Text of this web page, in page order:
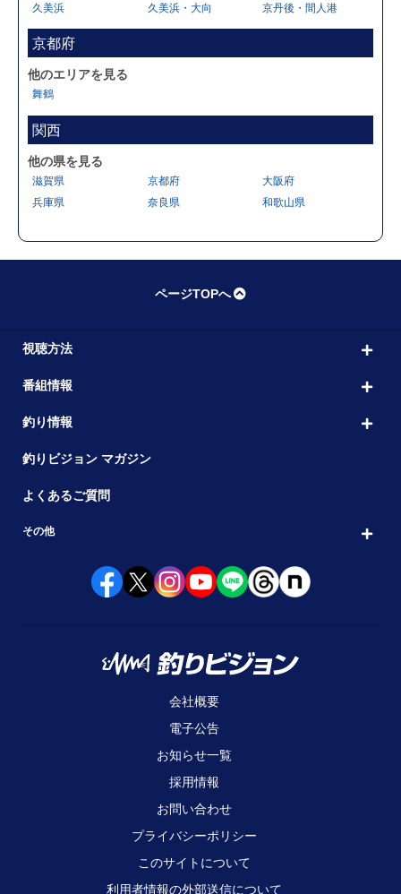
久美浜
久美浜・大向 京丹後・間人港
京都府
他のエリアを見る
舞鶴
関西
他の県を見る
滋賀県 京都府
大阪府
兵庫県
奈良県 和歌山県
ページTOPへ
視聴方法
番組情報
釣り情報
釣りビジョン マガジン
よくあるご質問
その他
会社概要
電子公告
お知らせ一覧
採用情報
お問い合わせ
プライバシーポリシー
このサイトについて
利用者情報の外部送信について